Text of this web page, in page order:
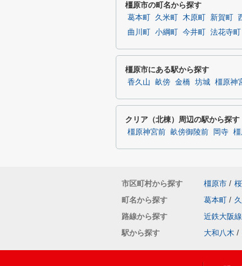
橿原市の町名から探す
葛本町 久米町 木原町 新賀町
曲川町
小綱町 今井町 法花寺町
橿原市にある駅から探す
香久山 畝傍 金橋 坊城 橿原神
クリア（北棟）周辺の駅から探す
橿原神宮前 畝傍御陵前 岡寺 橿
市区町村から探す 橿原市 /
町名から探す
葛本町 /
路線から探す
近鉄大阪線
駅から探す
大和八木 /